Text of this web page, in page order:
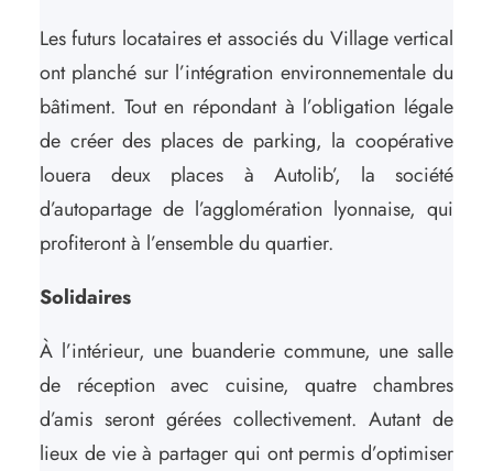
Les futurs locataires et associés du Village vertical
ont planché sur l’intégration environnementale du
bâtiment. Tout en répondant à l’obligation légale
de créer des places de parking, la coopérative
louera deux places à Autolib’, la société
d’autopartage de l’agglomération lyonnaise, qui
profiteront à l’ensemble du quartier.
Solidaires
À l’intérieur, une buanderie commune, une salle
de réception avec cuisine, quatre chambres
d’amis seront gérées collectivement. Autant de
lieux de vie à partager qui ont permis d’optimiser